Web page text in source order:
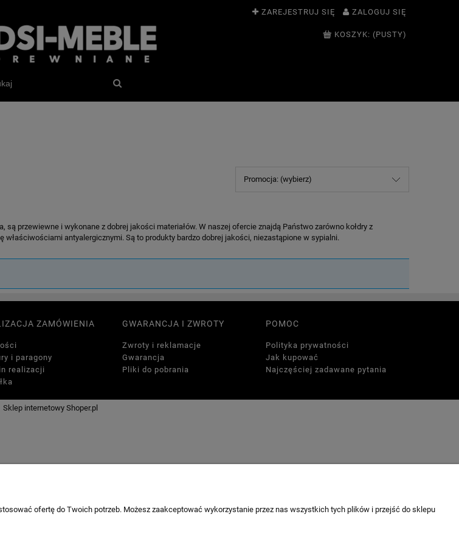
ZAREJESTRUJ SIĘ ZALOGUJ SIĘ
KOSZYK: (PUSTY)
Promocja: (wybierz)
są przewiewne i wykonane z dobrej jakości materiałów. W naszej ofercie znajdą Państwo zarówno kołdry z
antyalergicznymi. Są to produkty bardzo dobrej jakości, niezastąpione w sypialni.
ZAMÓWIENIA
i paragony
realizacji
GWARANCJA I ZWROTY
Zwroty i reklamacje
Gwarancja
Pliki do pobrania
POMOC
Polityka prywatności
Jak kupować
Najczęściej zadawane pytania
Sklep internetowy Shoper.pl
ofertę do Twoich potrzeb. Możesz zaakceptować wykorzystanie przez nas wszystkich tych plików i przejść do sklepu